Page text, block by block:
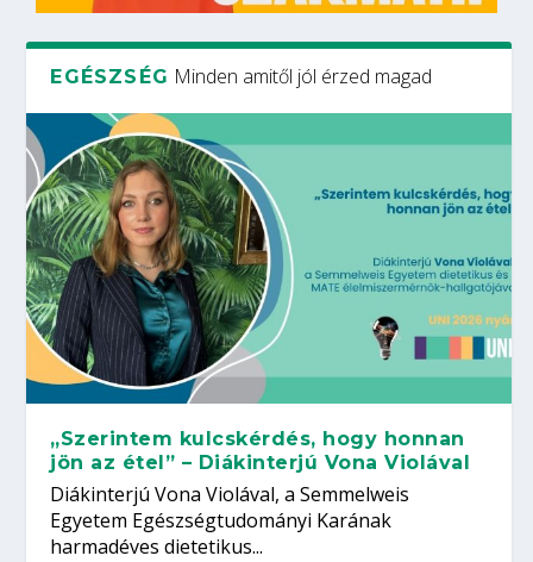
EGÉSZSÉG Minden amitől jól érzed magad
„Szerintem kulcskérdés, hogy honnan
jön az étel” – Diákinterjú Vona Violával
Diákinterjú Vona Violával, a Semmelweis
Egyetem Egészségtudományi Karának
harmadéves dietetikus...